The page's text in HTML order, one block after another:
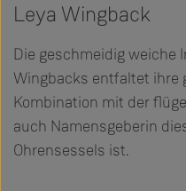
Leya Wingback
Die geschmeidig weiche
Wingbacks entfaltet ihre
Kombination mit der
auch Namensgeberin
Ohrensessels ist.